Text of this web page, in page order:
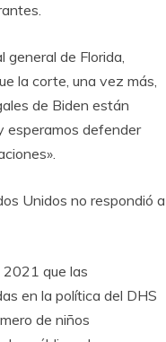
general de Florida,
la corte, una vez más,
de Biden están
esperamos defender
Unidos no respondió a
2021 que las
en la política del DHS
de niños